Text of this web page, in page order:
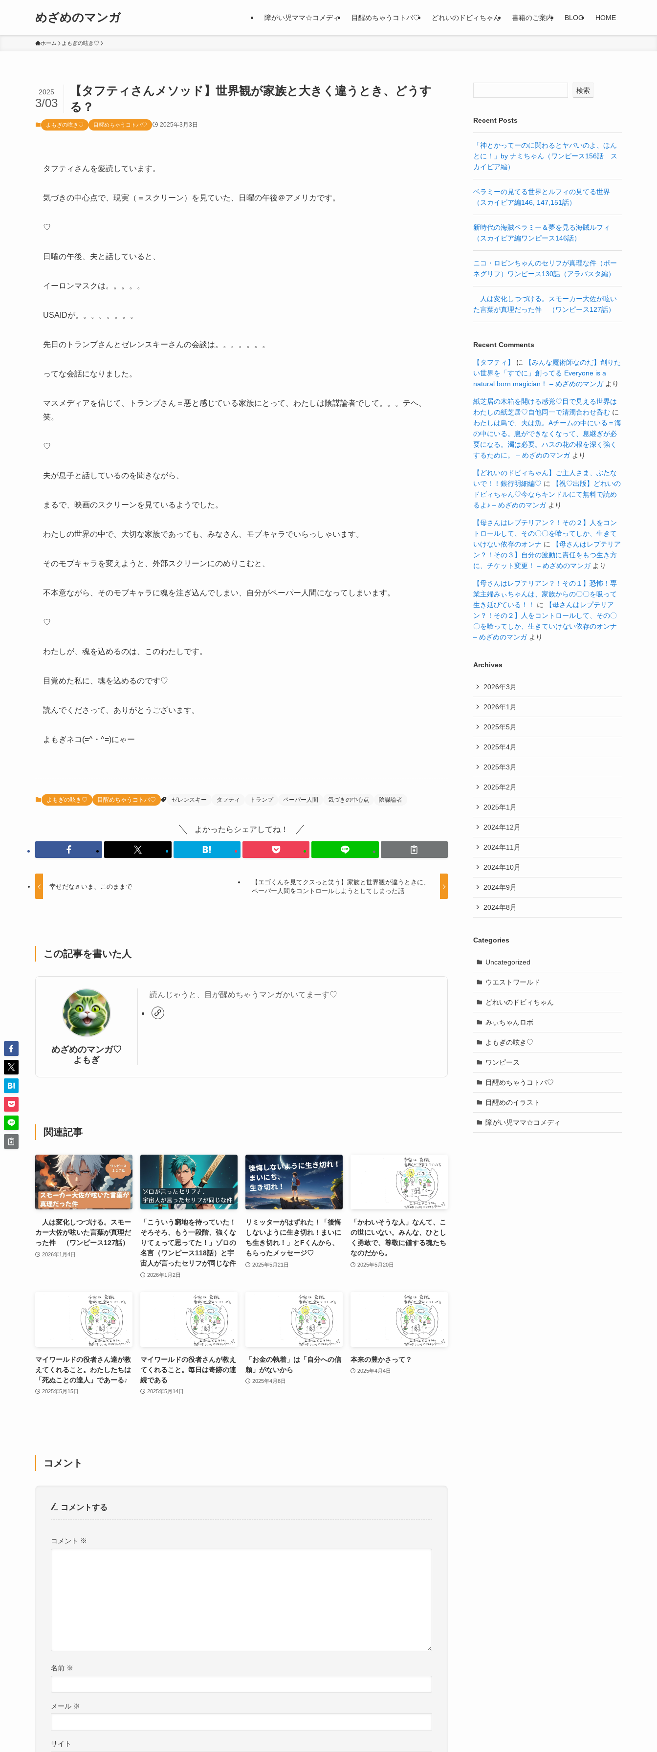
めざめのマンガ 障がい児ママ☆コメディ 目醒めちゃうコトバ♡ どれいのドビィちゃん 書籍のご案内 BLOG HOME
ホーム よもぎの呟き♡
【タフティさんメソッド】世界観が家族と大きく違うとき、どうす
る？
2025
3/03
よもぎの呟き♡ 目醒めちゃうコトバ♡ 2025年3月3日
タフティさんを愛読しています。
気づきの中心点で、現実（＝スクリーン）を見ていた、日曜の午後＠アメリカです。
♡
日曜の午後、夫と話していると、
イーロンマスクは。。。。。
USAIDが。。。。。。。。
先日のトランプさんとゼレンスキーさんの会談は。。。。。。。
ってな会話になりました。
マスメディアを信じて、トランプさん＝悪と感じている家族にとって、わたしは陰謀論者でして。。。テヘ、
笑。
♡
夫が息子と話しているのを聞きながら、
まるで、映画のスクリーンを見ているようでした。
わたしの世界の中で、大切な家族であっても、みなさん、モブキャラでいらっしゃいます。
そのモブキャラを変えようと、外部スクリーンにのめりこむと、
不本意ながら、そのモブキャラに魂を注ぎ込んでしまい、自分がペーパー人間になってしまいます。
♡
わたしが、魂を込めるのは、このわたしです。
目覚めた私に、魂を込めるのです♡
読んでくださって、ありがとうございます。
よもぎネコ(=^・^=)にゃー
よもぎの呟き♡ 目醒めちゃうコトバ♡ ゼレンスキー タフティ トランプ ペーパー人間 気づきの中心点 陰謀論者
よかったらシェアしてね！
幸せだな♬いま、このままで
【エゴくんを見てクスっと笑う】家族と世界観が違うときに、
ペーパー人間をコントロールしようとしてしまった話
この記事を書いた人
めざめのマンガ♡
よもぎ
読んじゃうと、目が醒めちゃうマンガかいてまーす♡
関連記事
人は変化しつづける。スモー
カー大佐が呟いた言葉が真理だ
った件 （ワンピース127話）
2026年1月4日
「こういう窮地を待っていた！
そろそろ、もう一段階、強くな
りてぇって思ってた！」ゾロの
名言（ワンピース118話）と宇
宙人が言ったセリフが同じな件
2026年1月2日
リミッターがはずれた！「後悔
しないように生き切れ！まいに
ち生き切れ！」とFくんから、
もらったメッセージ♡
2025年5月21日
「かわいそうな人」なんて、こ
の世にいない。みんな、ひとし
く勇敢で、尊敬に値する魂たち
なのだから。
2025年5月20日
マイワールドの役者さん達が教
えてくれること。わたしたちは
「死ぬことの達人」であーる♪
2025年5月15日
マイワールドの役者さんが教え
てくれること。毎日は奇跡の連
続である
2025年5月14日
「お金の執着」は「自分への信
頼」がないから
2025年4月8日
本来の豊かさって？
2025年4月4日
コメント
コメントする
コメント ※
名前 ※
メール ※
サイト
検索
Recent Posts
「神とかってーのに関わるとヤバいのよ、ほん
とに！」by ナミちゃん（ワンピース156話 ス
カイピア編）
ベラミーの見てる世界とルフィの見てる世界
（スカイピア編146, 147,151話）
新時代の海賊ベラミー＆夢を見る海賊ルフィ
（スカイピア編ワンピース146話）
ニコ・ロビンちゃんのセリフが真理な件（ポー
ネグリフ）ワンピース130話（アラバスタ編）
人は変化しつづける。スモーカー大佐が呟い
た言葉が真理だった件 （ワンピース127話）
Recent Comments
【タフティ】 に
【みんな魔術師なのだ】創りた
い世界を「すでに」創ってる Everyone is a
natural born magician！ – めざめのマンガより
紙芝居の木箱を開ける感覚♡目で見える世界は
わたしの紙芝居♡自他同一で清濁合わせ呑む に
わたしは鳥で、夫は魚。Aチームの中にいる＝海
の中にいる。息ができなくなって、息継ぎが必
要になる。濁は必要。ハスの花の根を深く強く
するために。 – めざめのマンガより
【どれいのドビィちゃん】ご主人さま、ぶたな
いで！！銀行明細編♡ に
【祝♡出版】どれいの
ドビィちゃん♡今ならキンドルにて無料で読め
るよ♪ – めざめのマンガより
【母さんはレプテリアン？！その２】人をコン
トロールして、その〇〇を喰ってしか、生きて
いけない依存のオンナ に
【母さんはレプテリア
ン？！その３】自分の波動に責任をもつ生き方
に、チケット変更！ – めざめのマンガより
【母さんはレプテリアン？！その１】恐怖！専
業主婦みぃちゃんは、家族からの〇〇を吸って
生き延びている！！
に
【母さんはレプテリア
ン？！その２】人をコントロールして、その〇
〇を喰ってしか、生きていけない依存のオンナ
– めざめのマンガより
Archives
2026年3月
2026年1月
2025年5月
2025年4月
2025年3月
2025年2月
2025年1月
2024年12月
2024年11月
2024年10月
2024年9月
2024年8月
Categories
Uncategorized
ウエストワールド
どれいのドビィちゃん
みぃちゃんロボ
よもぎの呟き♡
ワンピース
目醒めちゃうコトバ♡
目醒めのイラスト
障がい児ママ☆コメディ